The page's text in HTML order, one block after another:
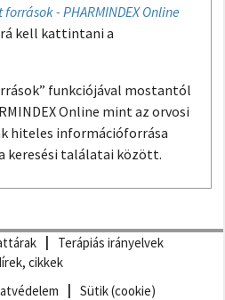
- PHARMINDEX Online
kell kattintani a
funkciójával mostantól
Online mint az orvosi
hiteles információforrása
keresési találatai között.
Terápiás irányelvek
cikkek
Sütik (cookie)